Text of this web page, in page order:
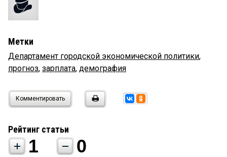
Метки
Департамент городской экономической политики,
прогноз, зарплата, демография
Комментировать
Рейтинг статьи
1 0